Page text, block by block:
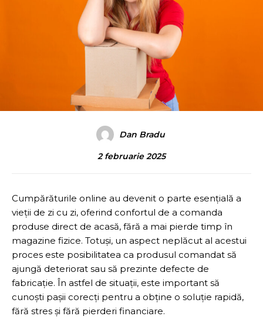
Dan Bradu
2 februarie 2025
Cumpărăturile online au devenit o parte esențială a
vieții de zi cu zi, oferind confortul de a comanda
produse direct de acasă, fără a mai pierde timp în
magazine fizice. Totuși, un aspect neplăcut al acestui
proces este posibilitatea ca produsul comandat să
ajungă deteriorat sau să prezinte defecte de
fabricație. În astfel de situații, este important să
cunoști pașii corecți pentru a obține o soluție rapidă,
fără stres și fără pierderi financiare.